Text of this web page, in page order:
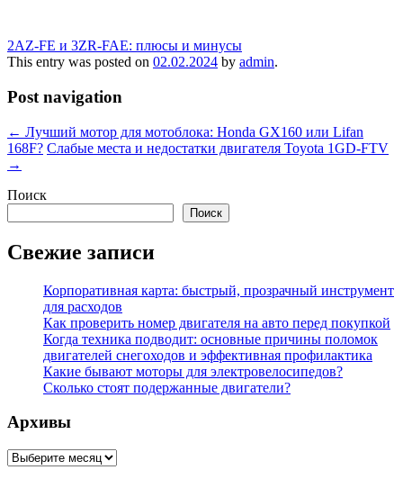
2AZ-FE и 3ZR-FAE: плюсы и минусы
This entry was posted on 02.02.2024 by admin.
Post navigation
← Лучший мотор для мотоблока: Honda GX160 или Lifan
168F? Слабые места и недостатки двигателя Toyota 1GD-FTV
→
Поиск
Поиск
Свежие записи
Корпоративная карта: быстрый, прозрачный инструмент
для расходов
Как проверить номер двигателя на авто перед покупкой
Когда техника подводит: основные причины поломок
двигателей снегоходов и эффективная профилактика
Какие бывают моторы для электровелосипедов?
Сколько стоят подержанные двигатели?
Архивы
Архивы